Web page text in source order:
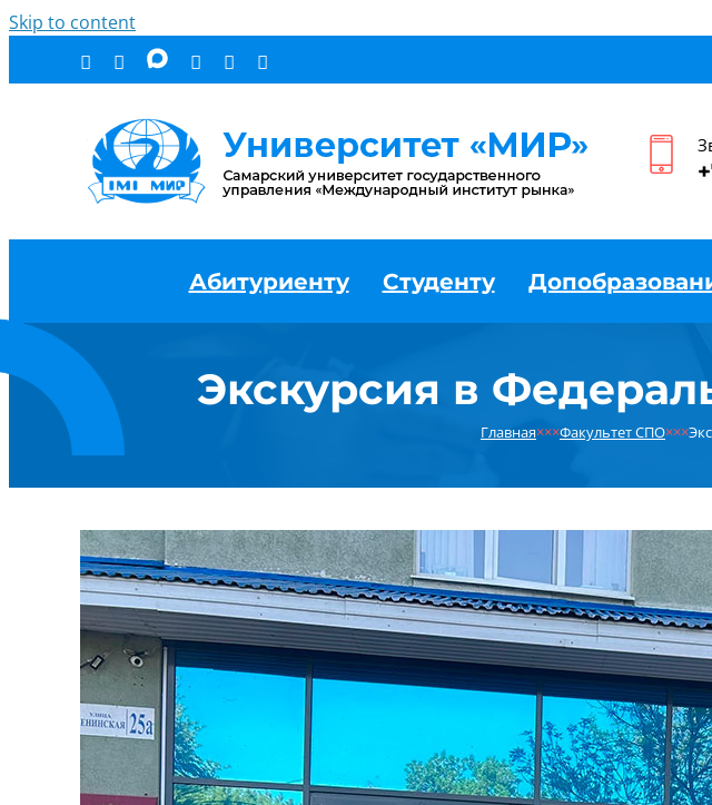
Skip to content
Абитуриенту Студенту
Экскурсия в
Главная×××Факультет СПО×××